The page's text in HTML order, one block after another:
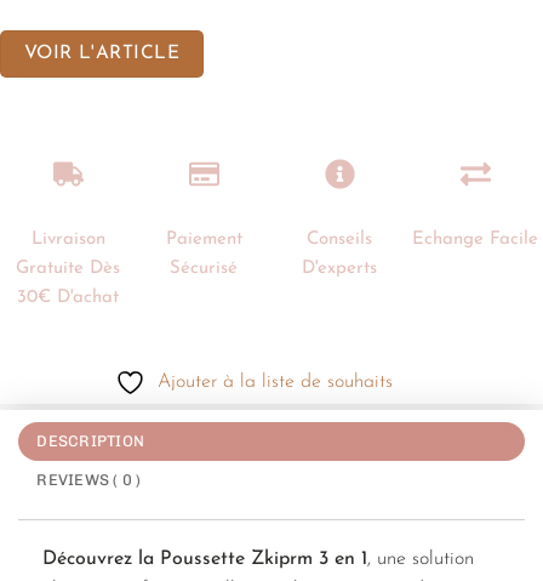
VOIR L'ARTICLE
Livraison
Gratuite Dès
30€ D'achat
Paiement
Sécurisé
Conseils
D'experts
Echange Facile
Ajouter à la liste de souhaits
DESCRIPTION
REVIEWS ( 0 )
Découvrez la Poussette Zkiprm 3 en 1 , une solution